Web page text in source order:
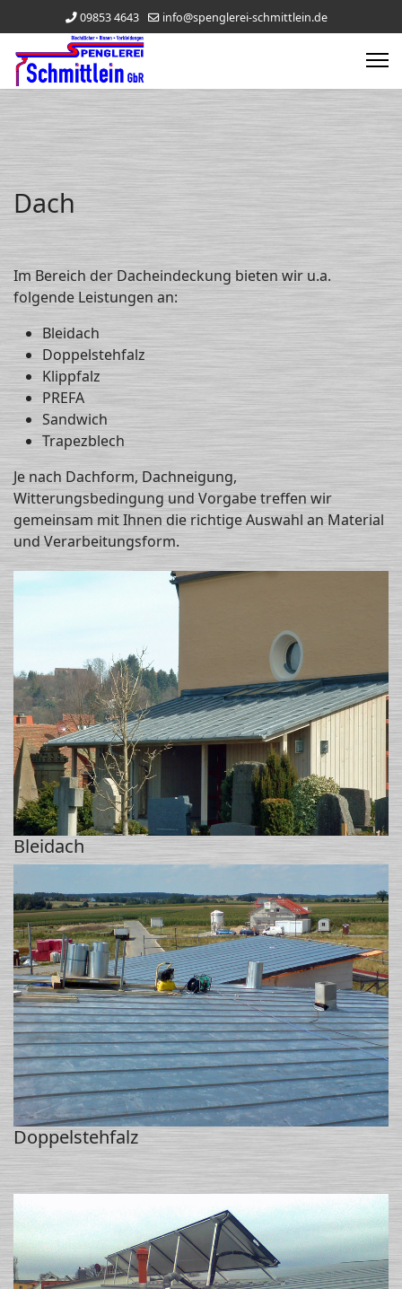
09853 4643 info@spenglerei-schmittlein.de
Dach
Im Bereich der Dacheindeckung bieten wir u.a.
folgende Leistungen an:
Bleidach
Doppelstehfalz
Klippfalz
PREFA
Sandwich
Trapezblech
Je nach Dachform, Dachneigung,
Witterungsbedingung und Vorgabe treffen wir
gemeinsam mit Ihnen die richtige Auswahl an Material
und Verarbeitungsform.
Bleidach
Doppelstehfalz